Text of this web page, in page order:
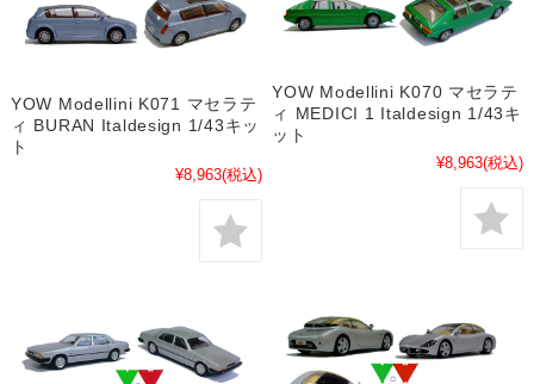
YOW Modellini K071 マセラテ
ィ BURAN Italdesign 1/43キッ
ト
¥8,963(税込)
YOW Modellini K070 マセラテ
ィ MEDICI 1 Italdesign 1/43キ
ット
¥8,963(税込)